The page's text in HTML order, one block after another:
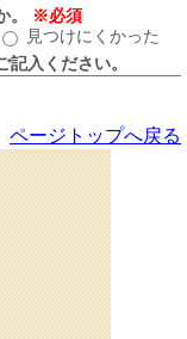
ページトップへ戻る